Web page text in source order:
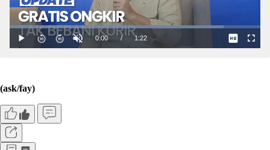
(ask/fay)